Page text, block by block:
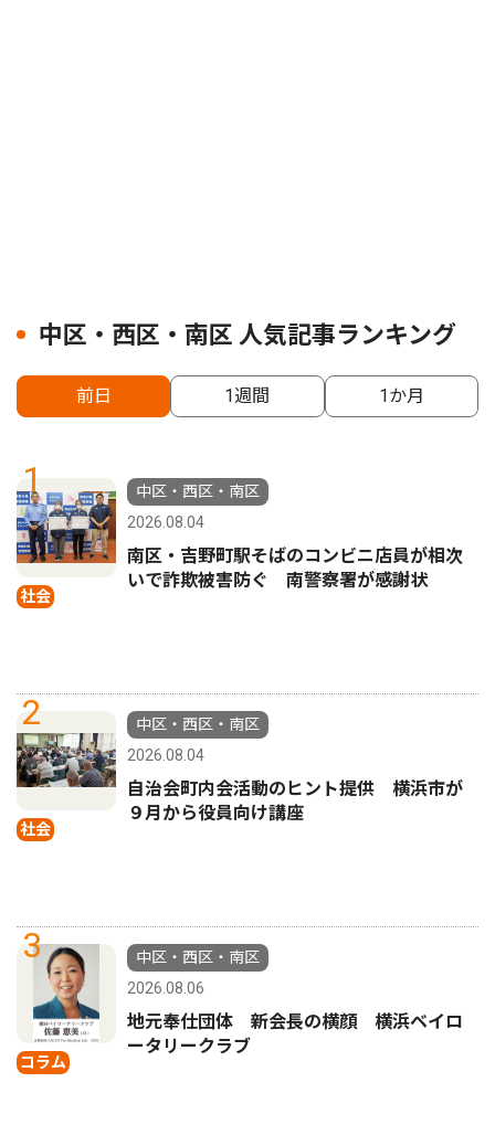
中区・西区・南区 人気記事ランキング
前日 1週間 1か月
1
社会
中区・西区・南区
2026.08.04
南区・吉野町駅そばのコンビニ店員が相次
いで詐欺被害防ぐ 南警察署が感謝状
2
社会
中区・西区・南区
2026.08.04
自治会町内会活動のヒント提供 横浜市が
９月から役員向け講座
3
コラム
中区・西区・南区
2026.08.06
地元奉仕団体 新会長の横顔 横浜ベイロ
ータリークラブ